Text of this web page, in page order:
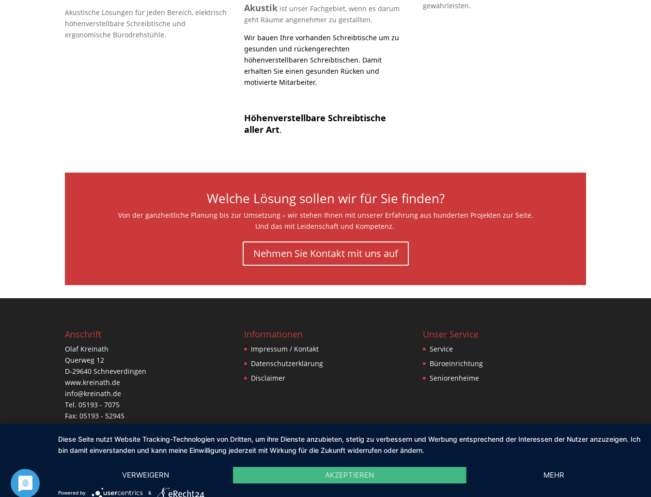
Akustische Lösungen für jeden Bereich, elektrisch
höhenverstellbare Schreibtische und
ergonomische Bürodrehstühle.
Akustikist unser Fachgebiet, wenn es darum
geht Räume angenehmer zu gestallten.
Wir bauen Ihre vorhanden Schreibtische um zu
gesunden und rückengerechten
höhenverstellbaren Schreibtischen. Damit
erhalten Sie einen gesunden Rücken und
motivierte Mitarbeiter.
Höhenverstellbare Schreibtische
aller Art.
gewährleisten.
Welche Lösung sollen wir für Sie finden?
Von der ganzheitliche Planung bis zur Umsetzung – wir stehen Ihnen mit unserer Erfahrung aus hunderten Projekten zur Seite.
Und das mit Leidenschaft und Kompetenz.
Nehmen Sie Kontakt mit uns auf
Anschrift
Olaf Kreinath
Querweg 12
D-29640 Schneverdingen
www.kreinath.de
info@kreinath.de
Tel. 05193 - 7075
Fax: 05193 - 52945
Informationen
Impressum / Kontakt
Datenschutzerklärung
Disclaimer
Unser Service
Service
Büroeinrichtung
Seniorenheime
Designed byimagecreate| - Kreinath 2024
Diese Seite nutzt Website Tracking-Technologien von Dritten, um ihre Dienste anzubieten, stetig zu verbessern und Werbung entsprechend der Interessen der Nutzer anzuzeigen. Ich
bin damit einverstanden und kann meine Einwilligung jederzeit mit Wirkung für die Zukunft widerrufen oder ändern.
VERWEIGERN AKZEPTIEREN MEHR
Powered by &